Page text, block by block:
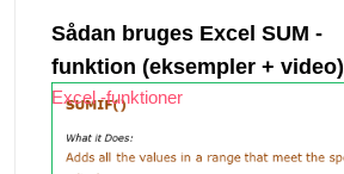
Sådan bruges Excel SUM -
funktion (eksempler + video)
Excel -funktioner